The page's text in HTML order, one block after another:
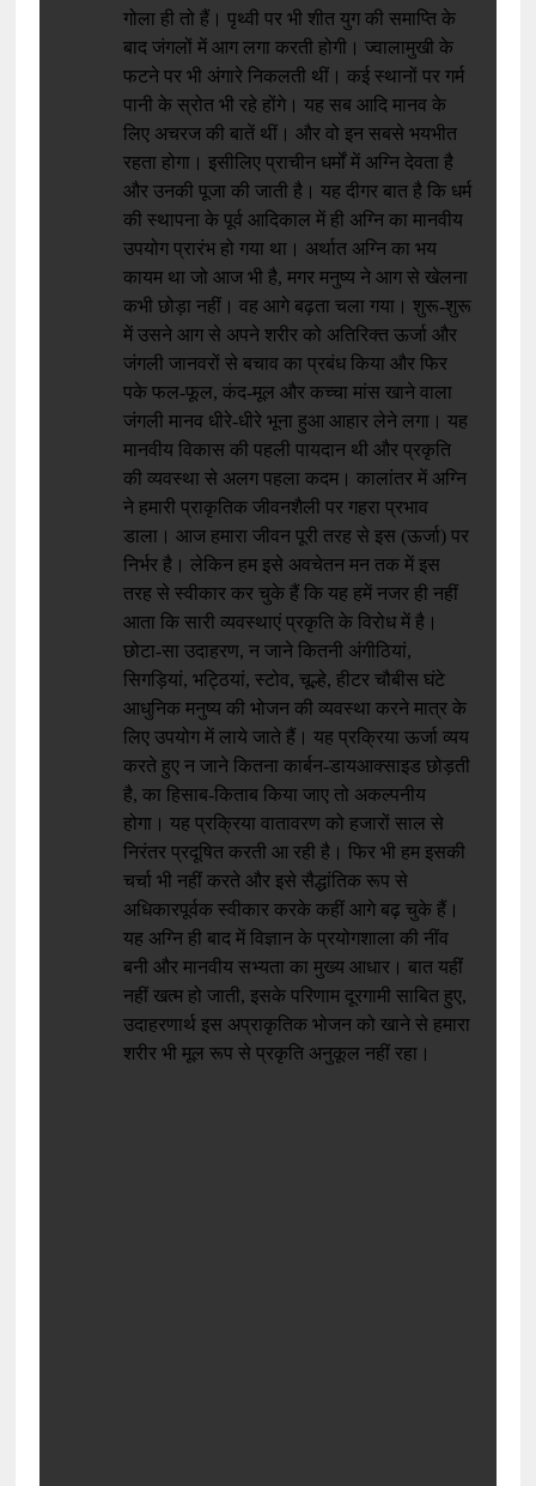
गोला ही तो हैं। पृथ्वी पर भी शीत युग की समाप्ति के
बाद जंगलों में आग लगा करती होगी। ज्वालामुखी के
फटने पर भी अंगारे निकलती थीं। कई स्थानों पर गर्म
पानी के स्रोत भी रहे होंगे। यह सब आदि मानव के
लिए अचरज की बातें थीं। और वो इन सबसे भयभीत
रहता होगा। इसीलिए प्राचीन धर्मों में अग्नि देवता है
और उनकी पूजा की जाती है। यह दीगर बात है कि धर्म
की स्थापना के पूर्व आदिकाल में ही अग्नि का मानवीय
उपयोग प्रारंभ हो गया था। अर्थात अग्नि का भय
कायम था जो आज भी है, मगर मनुष्य ने आग से खेलना
कभी छोड़ा नहीं। वह आगे बढ़ता चला गया। शुरू-शुरू
में उसने आग से अपने शरीर को अतिरिक्त ऊर्जा और
जंगली जानवरों से बचाव का प्रबंध किया और फिर
पके फल-फूल, कंद-मूल और कच्चा मांस खाने वाला
जंगली मानव धीरे-धीरे भूना हुआ आहार लेने लगा। यह
मानवीय विकास की पहली पायदान थी और प्रकृति
की व्यवस्था से अलग पहला कदम। कालांतर में अग्नि
ने हमारी प्राकृतिक जीवनशैली पर गहरा प्रभाव
डाला। आज हमारा जीवन पूरी तरह से इस (ऊर्जा) पर
निर्भर है। लेकिन हम इसे अवचेतन मन तक में इस
तरह से स्वीकार कर चुके हैं कि यह हमें नजर ही नहीं
आता कि सारी व्यवस्थाएं प्रकृति के विरोध में है।
छोटा-सा उदाहरण, न जाने कितनी अंगीठियां,
सिगड़ियां, भट्ठियां, स्टोव, चूल्हे, हीटर चौबीस घंटे
आधुनिक मनुष्य की भोजन की व्यवस्था करने मात्र के
लिए उपयोग में लाये जाते हैं। यह प्रक्रिया ऊर्जा व्यय
करते हुए न जाने कितना कार्बन-डायआक्साइड छोड़ती
है, का हिसाब-किताब किया जाए तो अकल्पनीय
होगा। यह प्रक्रिया वातावरण को हजारों साल से
निरंतर प्रदूषित करती आ रही है। फिर भी हम इसकी
चर्चा भी नहीं करते और इसे सैद्धांतिक रूप से
अधिकारपूर्वक स्वीकार करके कहीं आगे बढ़ चुके हैं।
यह अग्नि ही बाद में विज्ञान के प्रयोगशाला की नींव
बनी और मानवीय सभ्यता का मुख्य आधार। बात यहीं
नहीं खत्म हो जाती, इसके परिणाम दूरगामी साबित हुए,
उदाहरणार्थ इस अप्राकृतिक भोजन को खाने से हमारा
शरीर भी मूल रूप से प्रकृति अनुकूल नहीं रहा।